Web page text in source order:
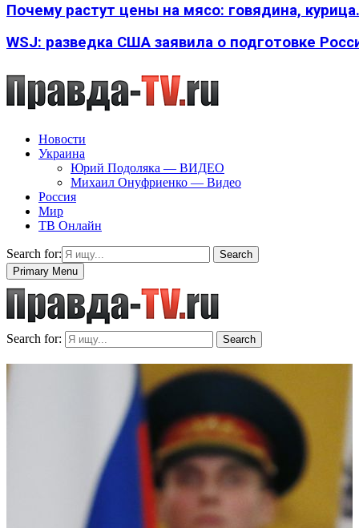
Почему растут цены на мясо: говядина,
WSJ: разведка США заявила о подготовке
Новости
Украина
Юрий Подоляка — ВИДЕО
Михаил Онуфриенко — Видео
Россия
Мир
ТВ Онлайн
Search for:
Search
Primary Menu
Search for: Search